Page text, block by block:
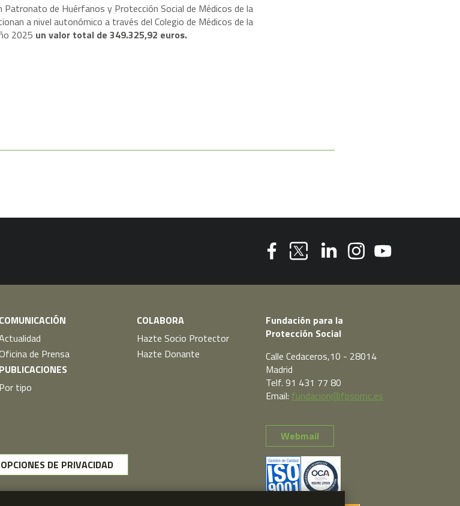
Patronato de Huérfanos y Protección Social de Médicos de la
a nivel autonómico a través del Colegio de Médicos de la
2025 un valor total de 349.325,92 euros.
COMUNICACIÓN
de Prensa
PUBLICACIONES
Por tipo
COLABORA
Hazte Socio Protector
Hazte Donante
Fundación para la
Protección Social
Calle Cedaceros,10 - 28014
Madrid
Telf. 91 431 77 80
Email: fundacion@fpsomc.es
Webmail
OPCIONES DE PRIVACIDAD